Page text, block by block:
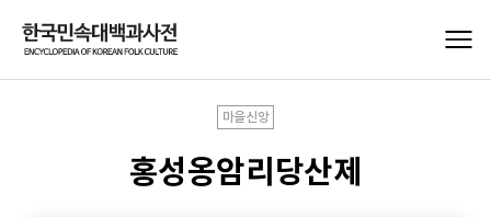
마을신앙
홍성옹암리당산제